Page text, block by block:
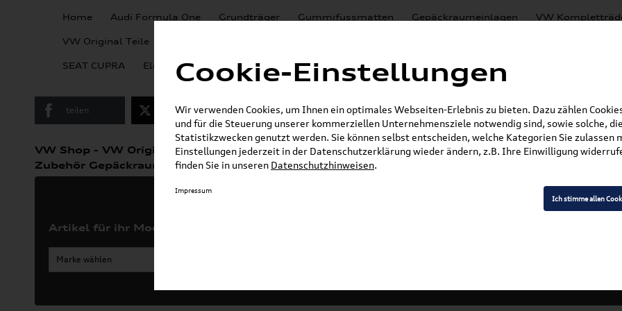
Home Audi Formula One Grundträger Gummifussmatten Gepäckraumeinlagen VW
VW Original Teile
SEAT CUPRA Elektromobilität KSE Wallboxen Lackierungen
teilen Twitter Instagram E-Mail
VW Shop - VW Originalteile und Zubehör » Audi Produkte » Audi Original Zubehör »
Zubehör Gepäckraum
Artikel für ihr Modell
Marke wählen
Cookie-Einstellungen
Wir verwenden Cookies, um Ihnen ein optimales Webseiten-Erlebnis zu bieten. Dazu zählen
und für die Steuerung unserer kommerziellen Unternehmensziele notwendig sind, sowie solche,
Statistikzwecken genutzt werden. Sie können selbst entscheiden, welche Kategorien Sie zulassen
Einstellungen jederzeit in der Datenschutzerklärung wieder ändern, z.B. Ihre Einwilligung
finden Sie in unseren Datenschutzhinweisen.
Ich stimme allen
Impressum